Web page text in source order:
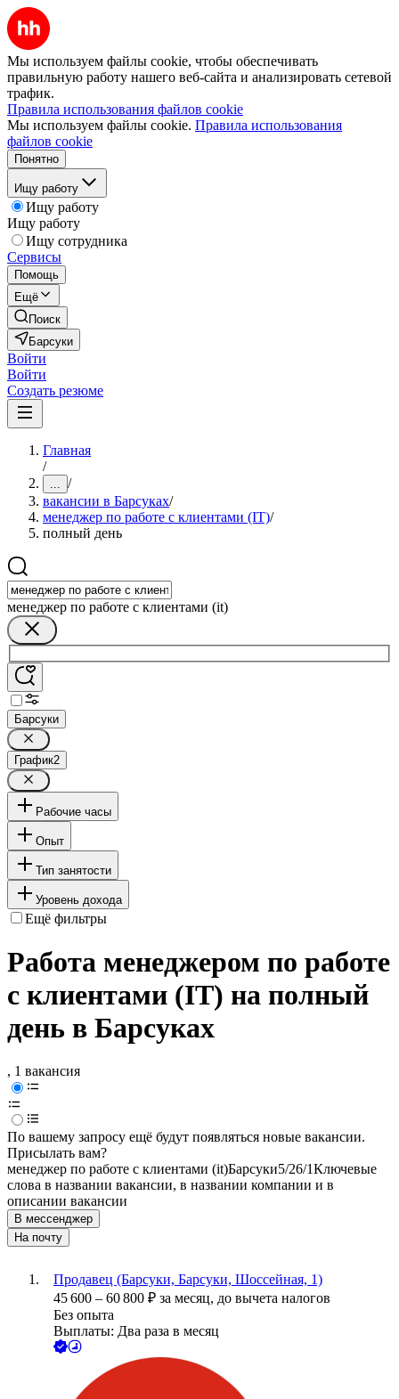
Мы используем файлы cookie, чтобы обеспечивать
правильную работу нашего веб-сайта и анализировать сетевой
трафик.
Правила использования файлов cookie
Мы используем файлы cookie. Правила использования
файлов cookie
Понятно
Ищу работу
Ищу работу
Ищу работу
Ищу сотрудника
Сервисы
Помощь
Ещё
Поиск
Барсуки
Войти
Войти
Создать резюме
Главная
/
... /
вакансии в Барсуках/
менеджер по работе с клиентами (IT)/
полный день
менеджер по работе с клиентами (it)
Барсуки
График2
Рабочие часы
Опыт
Тип занятости
Уровень дохода
Ещё фильтры
Работа менеджером по работе
с клиентами (IT) на полный
день в Барсуках
, 1 вакансия
По вашему запросу ещё будут появляться новые вакансии.
Присылать вам?
менеджер по работе с клиентами (it)Барсуки5/26/1Ключевые
слова в названии вакансии, в названии компании и в
описании вакансии
В мессенджер
На почту
Продавец (Барсуки, Барсуки, Шоссейная, 1)
45 600 – 60 800 ₽ за месяц, до вычета налогов
Без опыта
Выплаты: Два раза в месяц